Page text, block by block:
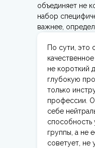
объединяет не
набор
важнее,
По сути, это
не короткий
глубокую
только
профессии.
себе
способность
группы, а не
советует, не